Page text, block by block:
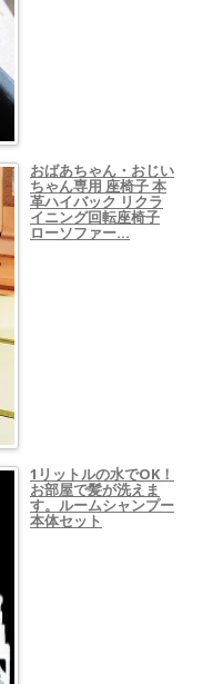
おばあちゃん・おじい
ちゃん専用 座椅子 本
革ハイバック リクラ
イニング回転座椅子
ローソファー…
1リットルの水でOK！
お部屋で髪が洗えま
す。ルームシャンプー
本体セット